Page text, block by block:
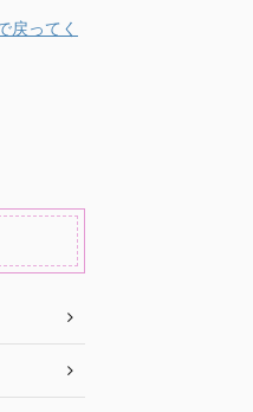
戻ってく